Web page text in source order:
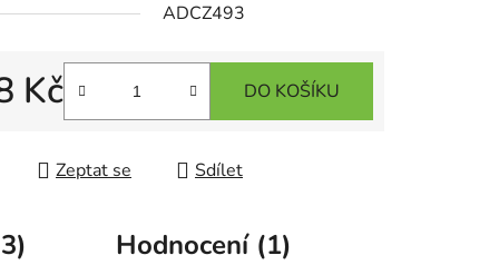
ADCZ493
Kč DO KOŠÍKU
Zeptat se Sdílet
Hodnocení (1)